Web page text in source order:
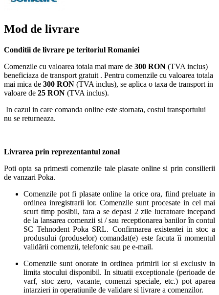
Mod de livrare
Conditii de livrare pe teritoriul Romaniei
Comenzile cu valoarea totala mai mare de 300 RON (TVA inclus)
beneficiaza de transport gratuit . Pentru comenzile cu valoarea totala
mai mica de 300 RON (TVA inclus), se aplica o taxa de transport in
valoare de 25 RON (TVA inclus).
In cazul in care comanda online este stornata, costul transportului
nu se returneaza.
Livrarea prin reprezentantul zonal
Poti opta sa primesti comenzile tale plasate online si prin consilierii
de vanzari Poka.
Comenzile pot fi plasate online la orice ora, fiind preluate in
ordinea inregistrarii lor. Comenzile sunt procesate in cel mai
scurt timp posibil, fara a se depasi 2 zile lucratoare incepand
de la lansarea comenzii si / sau receptionarea banilor în contul
SC Tehnodent Poka SRL. Confirmarea existentei in stoc a
produsului (produselor) comandat(e) este facuta îi momentul
validării comenzii, telefonic sau pe e-mail.
Comenzile sunt onorate in ordinea primirii lor si exclusiv in
limita stocului disponibil. In situatii exceptionale (perioade de
varf, stoc zero, vacante, comenzi speciale, etc.) pot aparea
intarzieri in operatiunile de validare si livrare a comenzilor.